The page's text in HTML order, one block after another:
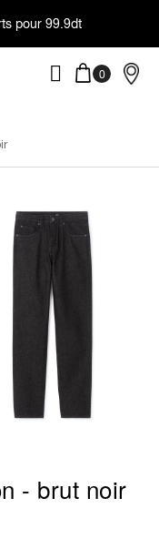
pour 99.9dt
- brut noir